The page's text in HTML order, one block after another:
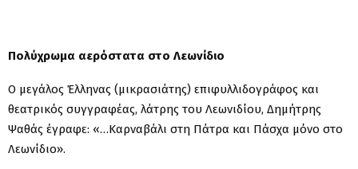
Πολύχρωμα αερόστατα στο Λεωνίδιο
Ο μεγάλος Έλληνας (μικρασιάτης) επιφυλλιδογράφος και
θεατρικός συγγραφέας, λάτρης του Λεωνιδίου, Δημήτρης
Ψαθάς έγραφε: «…Καρναβάλι στη Πάτρα και Πάσχα μόνο στο
Λεωνίδιο».